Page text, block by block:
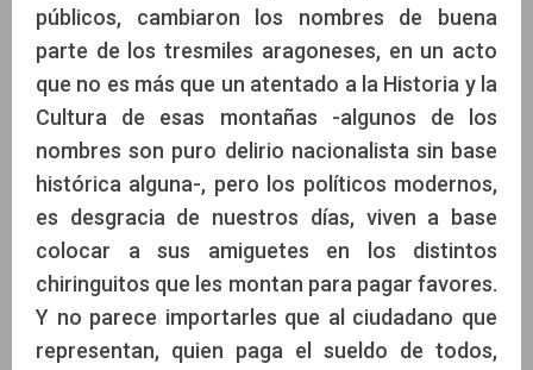
públicos, cambiaron los nombres de buena
parte de los tresmiles aragoneses, en un acto
que no es más que un atentado a la Historia y la
Cultura de esas montañas -algunos de los
nombres son puro delirio nacionalista sin base
histórica alguna-, pero los políticos modernos,
es desgracia de nuestros días, viven a base
colocar a sus amiguetes en los distintos
chiringuitos que les montan para pagar favores.
Y no parece importarles que al ciudadano que
representan, quien paga el sueldo de todos,